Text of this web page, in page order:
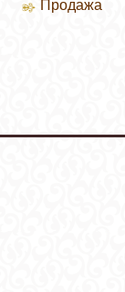
Продажа